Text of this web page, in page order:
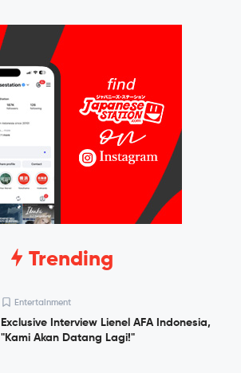
Trending
Entertainment
Exclusive Interview Lienel AFA Indonesia,
"Kami Akan Datang Lagi!"